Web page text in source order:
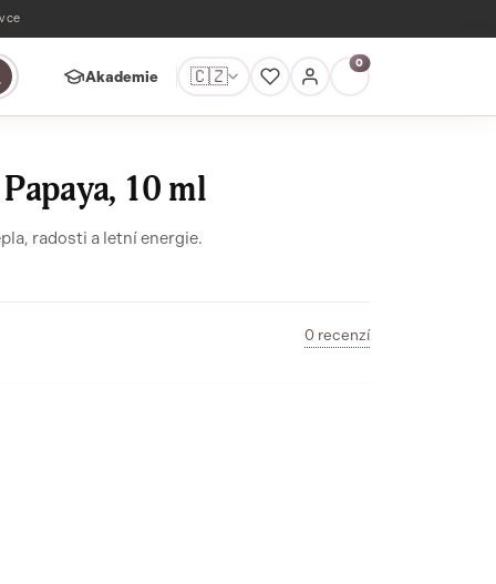
Akademie 🇨🇿
0
10 ml
radosti a letní energie.
0 recenzí